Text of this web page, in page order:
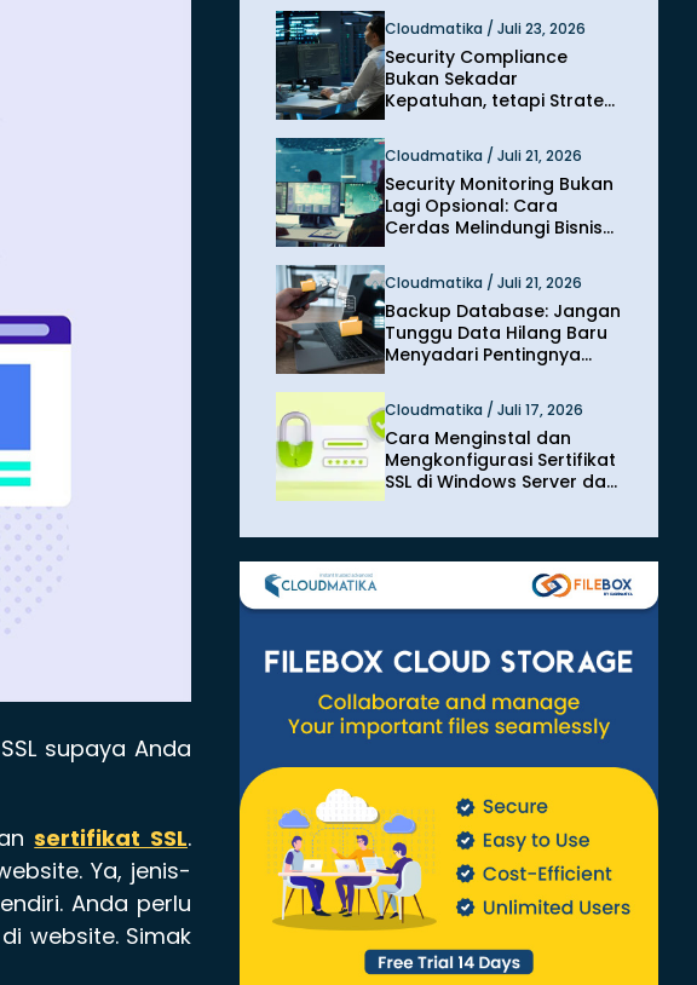
supaya Anda
sertifikat SSL.
Ya, jenis-
Anda perlu
website. Simak
Cloudmatika / Juli 23, 2026
Security Compliance
Bukan Sekadar
Kepatuhan, tetapi Strategi
Cloudmatika / Juli 21, 2026
Security Monitoring Bukan
Lagi Opsional: Cara
Cerdas Melindungi Bisnis
Cloudmatika / Juli 21, 2026
Backup Database: Jangan
Tunggu Data Hilang Baru
Menyadari Pentingnya
Cloudmatika / Juli 17, 2026
Cara Menginstal dan
Mengkonfigurasi Sertifikat
SSL di Windows Server dan